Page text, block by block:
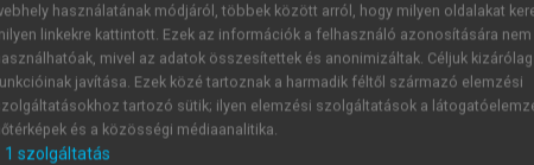
FIÓKKAL ÚJ FIÓK
1 óra
használatának módjáról, többek között arról, hogy milyen oldalakat
linkekre kattintott. Ezek az információk a felhasználó azonosítására nem
mivel az adatok összesítettek és anonimizáltak. Céljuk
javítása. Ezek közé tartoznak a harmadik féltől származó elemzési
tartozó sütik; ilyen elemzési szolgáltatások a
és a közösségi médiaanalitika.
1 szolgáltatás